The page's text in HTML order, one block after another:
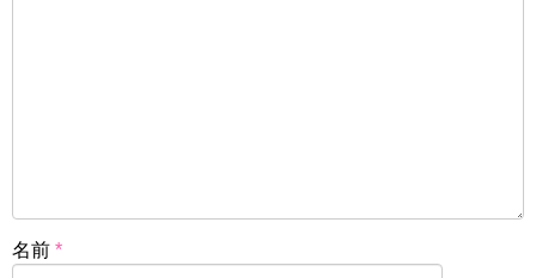
名前 *